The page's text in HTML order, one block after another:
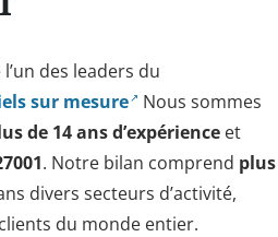
des leaders du
sur mesure
Nous sommes
de 14 ans d’expérience et
. Notre bilan comprend plus
divers secteurs d’activité,
du monde entier.